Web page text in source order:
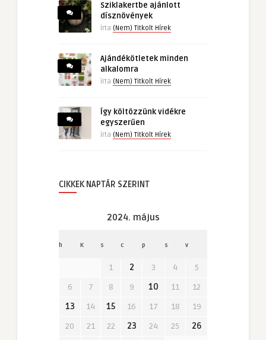
Sziklakertbe ajánlott
dísznövények
írta (Nem) Titkolt Hírek
Ajándékötletek minden
alkalomra
írta (Nem) Titkolt Hírek
Így költözzünk vidékre
egyszerűen
írta (Nem) Titkolt Hírek
CIKKEK NAPTÁR SZERINT
2024. május
h K s c p s v
1 2 3 4
5
6
7 8 9 10 11
12
13
14 15 16 17 18
19
20
21 22 23 24 25
26